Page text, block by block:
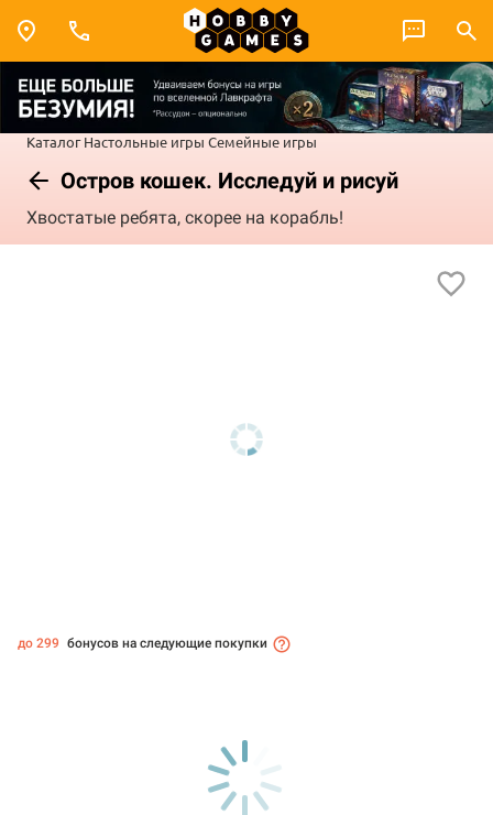
Каталог Настольные игры Семейные игры
Остров кошек. Исследуй и рисуй
Хвостатые ребята, скорее на корабль!
до 299 бонусов на следующие покупки